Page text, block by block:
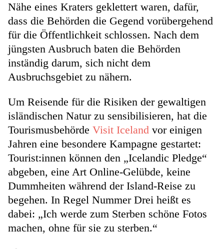
Nähe eines Kraters geklettert waren, dafür,
dass die Behörden die Gegend vorübergehend
für die Öffentlichkeit schlossen. Nach dem
jüngsten Ausbruch baten die Behörden
inständig darum, sich nicht dem
Ausbruchsgebiet zu nähern.
Um Reisende für die Risiken der gewaltigen
isländischen Natur zu sensibilisieren, hat die
Tourismusbehörde Visit Iceland vor einigen
Jahren eine besondere Kampagne gestartet:
Tourist:innen können den „Icelandic Pledge“
abgeben, eine Art Online-Gelübde, keine
Dummheiten während der Island-Reise zu
begehen. In Regel Nummer Drei heißt es
dabei: „Ich werde zum Sterben schöne Fotos
machen, ohne für sie zu sterben.“